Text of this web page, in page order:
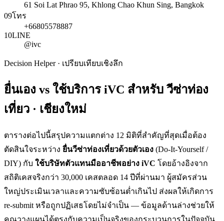
61 Soi Lat Phrao 95, Khlong Chao Khun Sing, Bangkok
09โทร
+66805578887
10LINE
@ivc
Decision Helper · เปรียบเทียบเชิงลึก
ยื่นเอง vs ใช้บริการ iVC สำหรับวีซ่าท่อง
เที่ยว · เชียงใหม่
ตารางต่อไปนี้สรุปความแตกต่าง 12 มิติที่สำคัญที่สุดเมื่อต้อง
ตัดสินใจระหว่าง ยื่นวีซ่าท่องเที่ยวด้วยตัวเอง (Do-It-Yourself /
DIY) กับ ใช้บริษัทตัวแทนมืออาชีพอย่าง iVC โดยอ้างอิงจาก
สถิติเคสจริงกว่า 30,000 เคสตลอด 14 ปีที่ผ่านมา ผู้สมัครส่วน
ใหญ่ประเมินเวลาและความซับซ้อนต่ำเกินไป ส่งผลให้เกิดการ
re-submit หรือถูกปฏิเสธโดยไม่จำเป็น — ข้อมูลด้านล่างช่วยให้
คุณวางแผนได้ตรงกับความเป็นจริงของกระบวนการในปัจจุบัน